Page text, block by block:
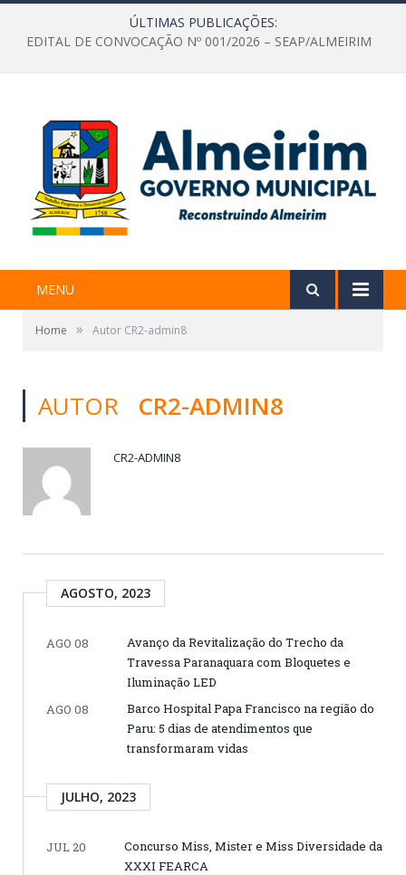
ÚLTIMAS PUBLICAÇÕES:
EDITAL DE CONVOCAÇÃO Nº 001/2026 – SEAP/ALMEIRIM
MENU
Home » Autor CR2-admin8
AUTOR CR2-ADMIN8
CR2-ADMIN8
AGOSTO, 2023
AGO 08
Avanço da Revitalização do Trecho da
Travessa Paranaquara com Bloquetes e
Iluminação LED
AGO 08
Barco Hospital Papa Francisco na região do
Paru: 5 dias de atendimentos que
transformaram vidas
JULHO, 2023
JUL 20
Concurso Miss, Mister e Miss Diversidade da
XXXI FEARCA